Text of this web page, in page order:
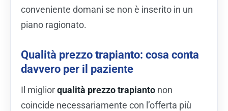
conveniente domani se non è inserito in un
piano ragionato.
Qualità prezzo trapianto: cosa conta
davvero per il paziente
Il migliorqualità prezzo trapianto non
coincide necessariamente con l’offerta più